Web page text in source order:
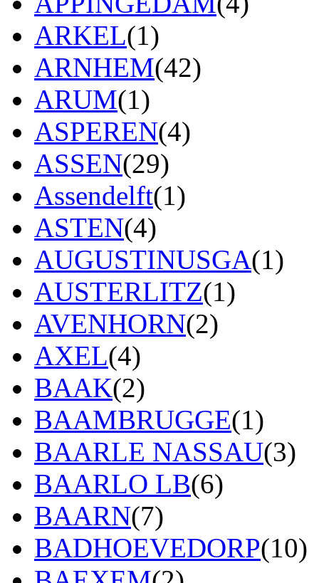
ARKEL(1)
ARNHEM(42)
ARUM(1)
ASPEREN(4)
ASSEN(29)
Assendelft(1)
ASTEN(4)
AUGUSTINUSGA(1)
AUSTERLITZ(1)
AVENHORN(2)
AXEL(4)
BAAK(2)
BAAMBRUGGE(1)
BAARLE NASSAU(3)
BAARLO LB(6)
BAARN(7)
BADHOEVEDORP(10)